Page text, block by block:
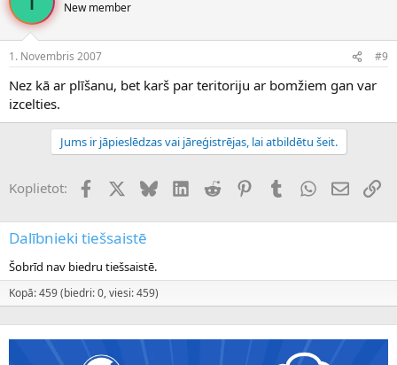
New member
1. Novembris 2007 #9
Nez kā ar plīšanu, bet karš par teritoriju ar bomžiem gan var
izcelties.
Jums ir jāpieslēdzas vai jāreģistrējas, lai atbildētu šeit.
Koplietot: FacebookX (Twitter)
BlueskyLinkedInReddit PinterestTumblrWhatsApp
E-pasts
Dalībnieki tiešsaistē
Šobrīd nav biedru tiešsaistē.
Kopā: 459 (biedri: 0, viesi: 459)